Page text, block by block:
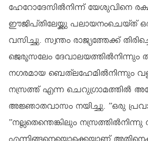
ഹേറോദേസില്‍നിന്ന് യേശുവിനെ
ഈജിപ്തിലേയ്ക്കു പലായനംചെയ്ത്
വസിച്ചു. സ്വന്തം രാജ്യത്തേക്ക്
ജെരൂസലേം ദേവാലയത്തില്‍നിന്നും
നഗരമായ ബെത്‌ലഹേമില്‍നിന്നും
നസ്രത്ത് എന്ന ചെറുഗ്രാമത്തില്‍
അജ്ഞാതവാസം നയിച്ചു. ”ഒരു
”നല്ലതെന്തെങ്കിലും